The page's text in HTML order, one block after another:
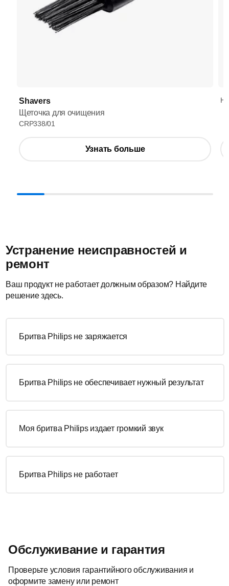
Shavers
Щеточка для очищения
CRP338/01
Узнать больше
Устранение неисправностей и
ремонт
Ваш продукт не работает должным образом? Найдите
решение здесь.
Бритва Philips не заряжается
Бритва Philips не обеспечивает нужный результат
Моя бритва Philips издает громкий звук
Бритва Philips не работает
Обслуживание и гарантия
Проверьте условия гарантийного обслуживания и
оформите замену или ремонт